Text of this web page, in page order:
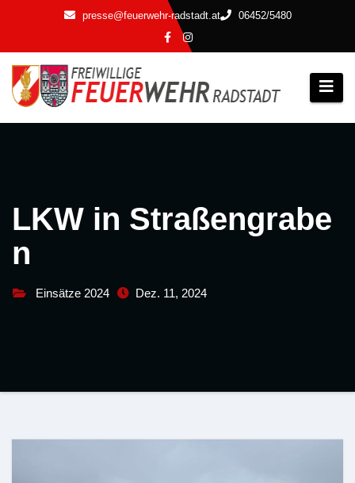
springen
presse@feuerwehr-radstadt.at 06452/5480
LKW in Straßengrabe
n
Einsätze 2024 Dez. 11, 2024